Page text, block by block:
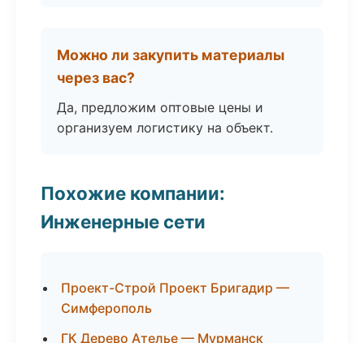
Можно ли закупить материалы
через вас?
Да, предложим оптовые цены и
организуем логистику на объект.
Похожие компании:
Инженерные сети
Проект-Строй Проект Бригадир —
Симферополь
ГК Дерево Ателье — Мурманск